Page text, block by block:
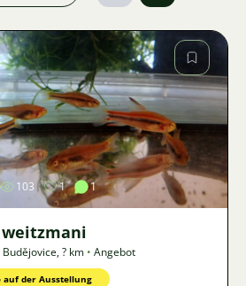
Bild
103 1 1
weitzmani
Budějovice,? km • Angebot
auf der Ausstellung